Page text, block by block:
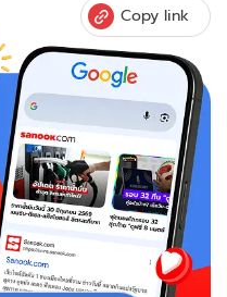
Copy link